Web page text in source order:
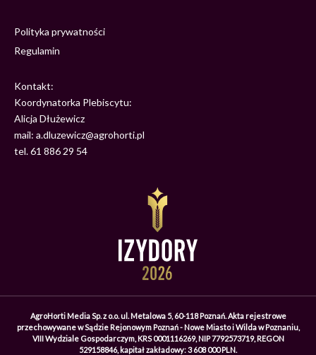
Polityka prywatności
Regulamin
Kontakt:
Koordynatorka Plebiscytu:
Alicja Dłużewicz
mail: a.dluzewicz@agrohorti.pl
tel. 61 886 29 54
AgroHorti Media Sp. z o.o. ul. Metalowa 5, 60-118 Poznań. Akta rejestrowe
przechowywane w Sądzie Rejonowym Poznań - Nowe Miasto i Wilda w Poznaniu,
VIII Wydziale Gospodarczym, KRS 0001116269, NIP 7792573719, REGON
529158846, kapitał zakładowy: 3 608 000 PLN.